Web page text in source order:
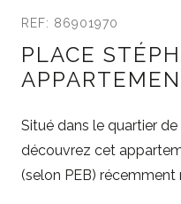
REF: 86901970
PLACE
Situé dans le quartier
découvrez cet
(selon PEB) récemment